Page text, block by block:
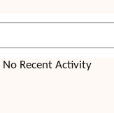
No Recent Activity